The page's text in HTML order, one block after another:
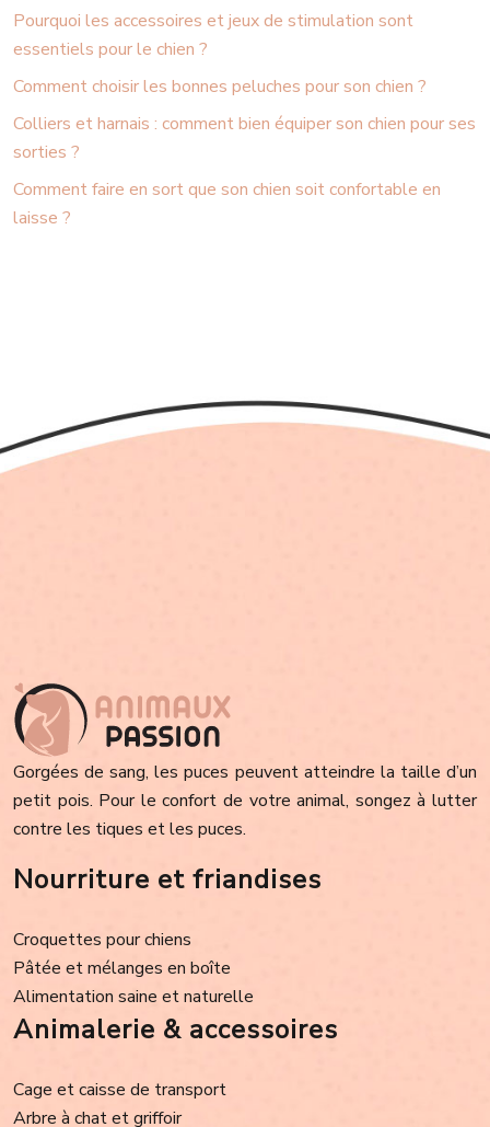
Pourquoi les accessoires et jeux de stimulation sont
essentiels pour le chien ?
Comment choisir les bonnes peluches pour son chien ?
Colliers et harnais : comment bien équiper son chien pour ses
sorties ?
Comment faire en sort que son chien soit confortable en
laisse ?
Gorgées de sang, les puces peuvent atteindre la taille d’un
petit pois. Pour le confort de votre animal, songez à lutter
contre les tiques et les puces.
Nourriture et friandises
Croquettes pour chiens
Pâtée et mélanges en boîte
Alimentation saine et naturelle
Animalerie & accessoires
Cage et caisse de transport
Arbre à chat et griffoir